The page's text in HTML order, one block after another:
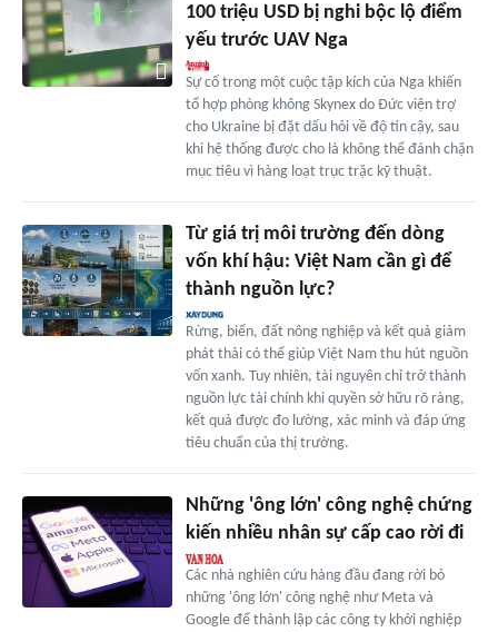
100 triệu USD bị nghi bộc lộ điểm
yếu trước UAV Nga
Sự cố trong một cuộc tập kích của Nga khiến
tổ hợp phòng không Skynex do Đức viện trợ
cho Ukraine bị đặt dấu hỏi về độ tin cậy, sau
khi hệ thống được cho là không thể đánh chặn
mục tiêu vì hàng loạt trục trặc kỹ thuật.
Từ giá trị môi trường đến dòng
vốn khí hậu: Việt Nam cần gì để
thành nguồn lực?
Rừng, biển, đất nông nghiệp và kết quả giảm
phát thải có thể giúp Việt Nam thu hút nguồn
vốn xanh. Tuy nhiên, tài nguyên chỉ trở thành
nguồn lực tài chính khi quyền sở hữu rõ ràng,
kết quả được đo lường, xác minh và đáp ứng
tiêu chuẩn của thị trường.
Những 'ông lớn' công nghệ chứng
kiến nhiều nhân sự cấp cao rời đi
Các nhà nghiên cứu hàng đầu đang rời bỏ
những 'ông lớn' công nghệ như Meta và
Google để thành lập các công ty khởi nghiệp